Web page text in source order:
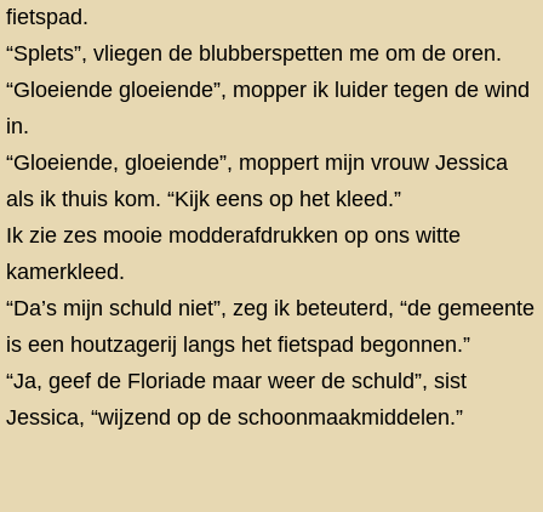
fietspad.
“Splets”, vliegen de blubberspetten me om de oren.
“Gloeiende gloeiende”, mopper ik luider tegen de wind
in.
“Gloeiende, gloeiende”, moppert mijn vrouw Jessica
als ik thuis kom. “Kijk eens op het kleed.”
Ik zie zes mooie modderafdrukken op ons witte
kamerkleed.
“Da’s mijn schuld niet”, zeg ik beteuterd, “de gemeente
is een houtzagerij langs het fietspad begonnen.”
“Ja, geef de Floriade maar weer de schuld”, sist
Jessica, “wijzend op de schoonmaakmiddelen.”